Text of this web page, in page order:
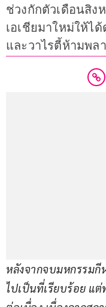
ช่วงกักตัวเดือนสิง
เอเชียมาใหม่ให้ไ
และวาไรตี้ห้ามพล
หลังจากจบมหกรรมกี
ไปเป็นที่เรียบร้อย แ